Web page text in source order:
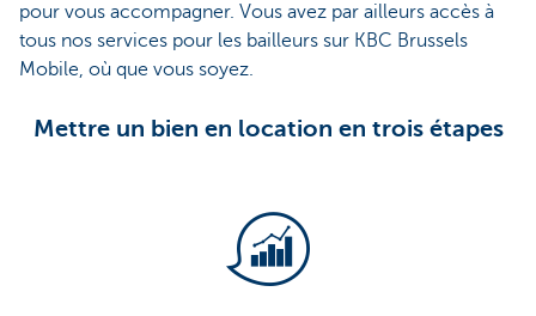
pour vous accompagner. Vous avez par ailleurs accès à
tous nos services pour les bailleurs sur KBC Brussels
Mobile, où que vous soyez.
Mettre un bien en location en trois étapes